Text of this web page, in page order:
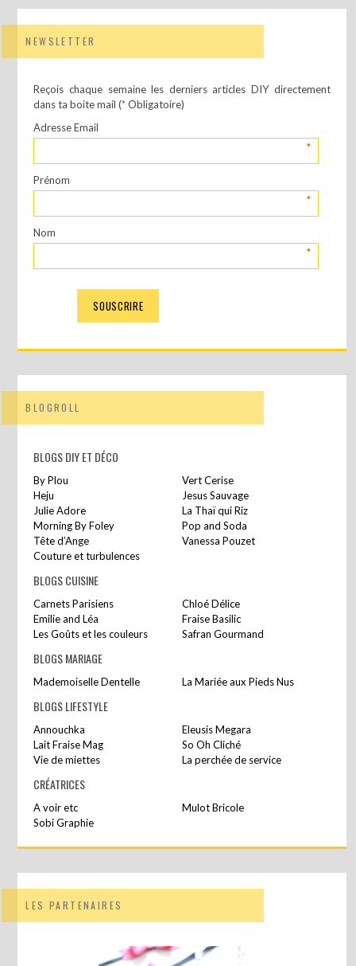
NEWSLETTER
Reçois chaque semaine les derniers articles DIY directement
dans ta boite mail (*Obligatoire)
Adresse Email
*
Prénom
*
Nom
*
BLOGROLL
BLOGS DIY ET DÉCO
By Plou
Vert Cerise
Heju
Jesus Sauvage
Julie Adore
La Thaï qui Riz
Morning By Foley
Pop and Soda
Tête d’Ange
Vanessa Pouzet
Couture et turbulences
BLOGS CUISINE
Carnets Parisiens
Chloé Délice
Emilie and Léa
Fraise Basilic
Les Goûts et les couleurs
Safran Gourmand
BLOGS MARIAGE
Mademoiselle Dentelle La Mariée aux Pieds Nus
BLOGS LIFESTYLE
Annouchka
Eleusis Megara
Lait Fraise Mag
So Oh Cliché
Vie de miettes
La perchée de service
CRÉATRICES
A voir etc
Mulot Bricole
Sobi Graphie
LES PARTENAIRES